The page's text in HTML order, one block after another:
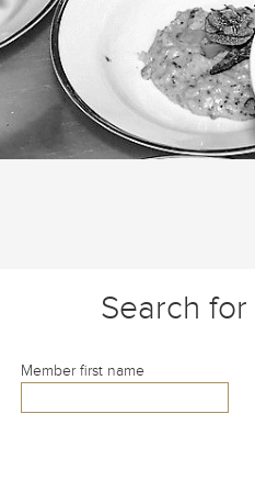
Search
Member first name